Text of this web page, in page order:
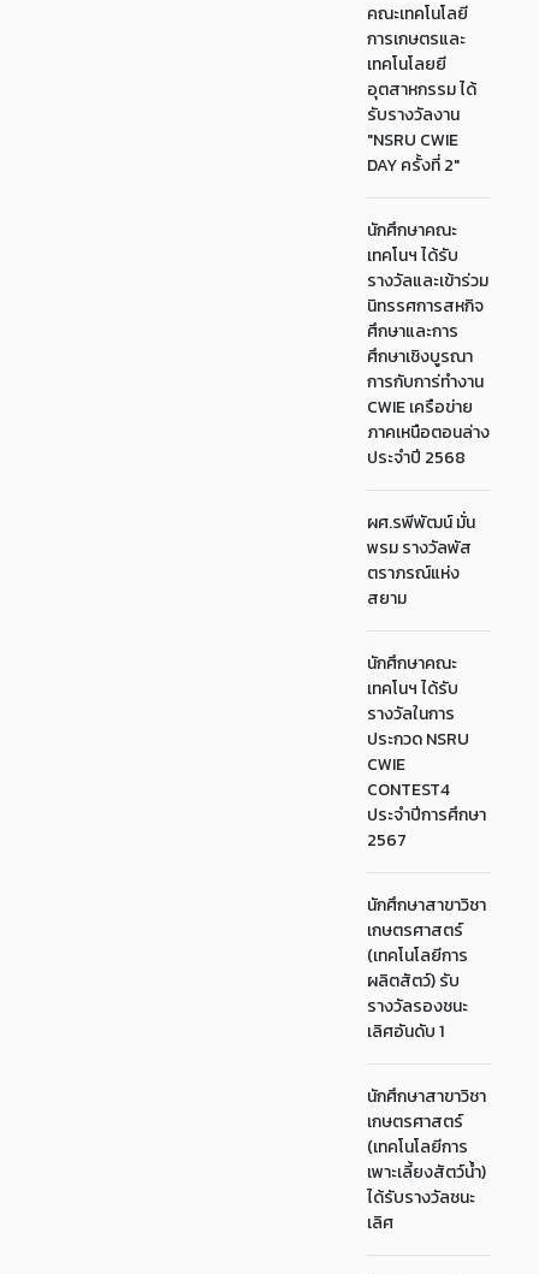
คณะเทคโนโลยี
การเกษตรและ
เทคโนโลยยี
อุตสาหกรรม ได้
รับรางวัลงาน
"NSRU CWIE
DAY ครั้งที่ 2"
นักศึกษาคณะ
เทคโนฯ ได้รับ
รางวัลและเข้าร่วม
นิทรรศการสหกิจ
ศึกษาและการ
ศึกษาเชิงบูรณา
การกับการ่ทำงาน
CWIE เครือข่าย
ภาคเหนือตอนล่าง
ประจำปี 2568
ผศ.รพีพัฒน์ มั่น
พรม รางวัลพัส
ตราภรณ์แห่ง
สยาม
นักศึกษาคณะ
เทคโนฯ ได้รับ
รางวัลในการ
ประกวด NSRU
CWIE
CONTEST4
ประจำปีการศึกษา
2567
นักศึกษาสาขาวิชา
เกษตรศาสตร์
(เทคโนโลยีการ
ผลิตสัตว์) รับ
รางวัลรองชนะ
เลิศอันดับ 1
นักศึกษาสาขาวิชา
เกษตรศาสตร์
(เทคโนโลยีการ
เพาะเลี้ยงสัตว์น้ำ)
ได้รับรางวัลชนะ
เลิศ